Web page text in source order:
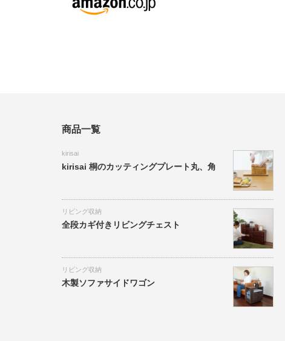
商品一覧
kirisai
kirisai 桐のカッティングプレート丸、角
リビング収納
全段カギ付きリビングチェスト
リビング収納
木製ソファサイドワゴン